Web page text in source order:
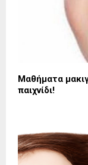
Μαθήματα
παιχνίδι!